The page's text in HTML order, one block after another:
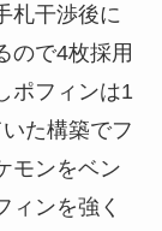
札干渉後に
ので4枚採用
ポフィンは1
た構築でフ
モンをベン
ィンを強く